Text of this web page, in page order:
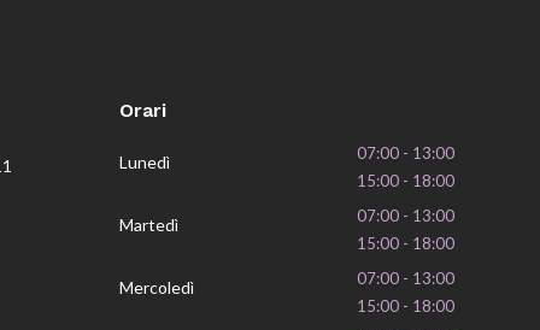
Orari
Lunedì
07:00 - 13:00
15:00 - 18:00
Martedì
07:00 - 13:00
15:00 - 18:00
Mercoledì
07:00 - 13:00
15:00 - 18:00